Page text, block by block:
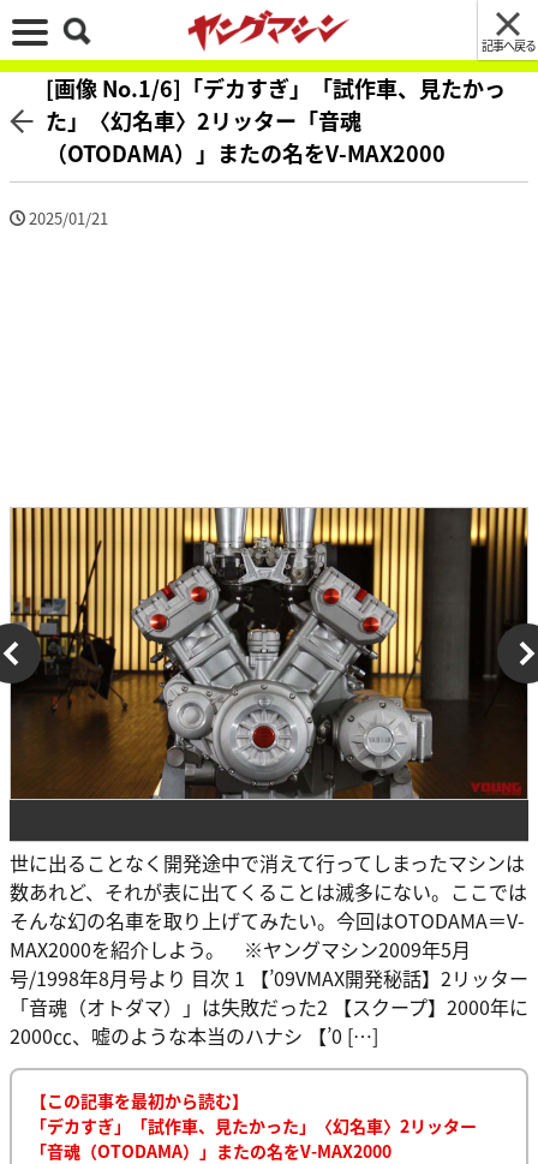
記事へ戻る
[画像 No.1/6]「デカすぎ」「試作車、見たかっ
た」〈幻名車〉2リッター「音魂
（OTODAMA）」またの名をV-MAX2000
2025/01/21
世に出ることなく開発途中で消えて行ってしまったマシンは
数あれど、それが表に出てくることは滅多にない。ここでは
そんな幻の名車を取り上げてみたい。今回はOTODAMA＝V-
MAX2000を紹介しよう。 ※ヤングマシン2009年5月
号/1998年8月号より 目次 1 【’09VMAX開発秘話】2リッター
「音魂（オトダマ）」は失敗だった2 【スクープ】2000年に
2000㏄、嘘のような本当のハナシ 【’0 […]
【この記事を最初から読む】
「デカすぎ」「試作車、見たかった」〈幻名車〉2リッター
「音魂（OTODAMA）」またの名をV-MAX2000